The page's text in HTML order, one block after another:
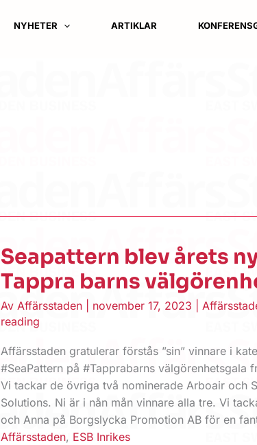
NYHETER ARTIKLAR
Seapattern blev årets
Tappra barns
AvAffärsstaden november 17, 2023 |
reading
Affärsstaden gratulerar förstås ”sin” vinnare i
#SeaPattern på #Tapprabarns välgörenhetsgala
Vi tackar de övriga två nominerade Arboair och
Solutions. Ni är i nån mån vinnare alla tre. Vi
och Anna på Borgslycka Promotion AB för en
Affärsstaden, ESB Inrikes